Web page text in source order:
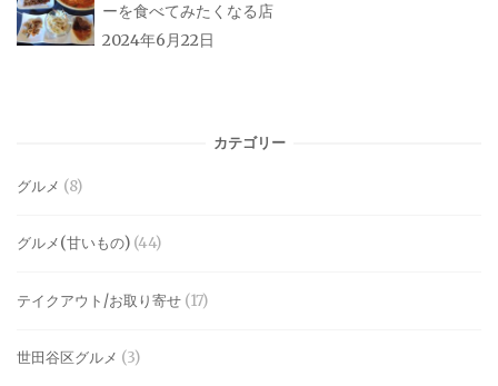
ーを食べてみたくなる店
2024年6月22日
カテゴリー
グルメ (8)
グルメ(甘いもの) (44)
テイクアウト/お取り寄せ (17)
世田谷区グルメ (3)